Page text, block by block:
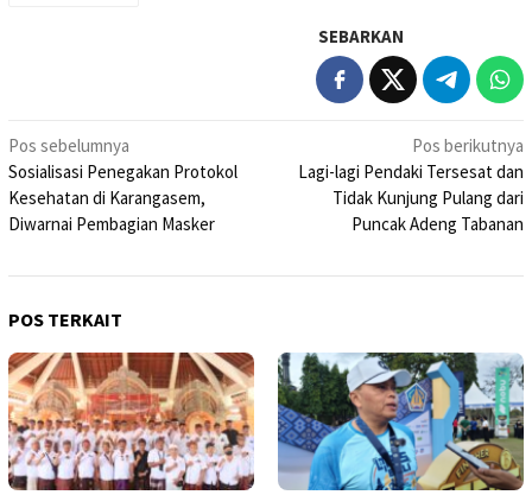
SEBARKAN
Navigasi
pos
Pos sebelumnya
Sosialisasi Penegakan Protokol
Kesehatan di Karangasem,
Diwarnai Pembagian Masker
Pos berikutnya
Lagi-lagi Pendaki Tersesat dan
Tidak Kunjung Pulang dari
Puncak Adeng Tabanan
POS TERKAIT